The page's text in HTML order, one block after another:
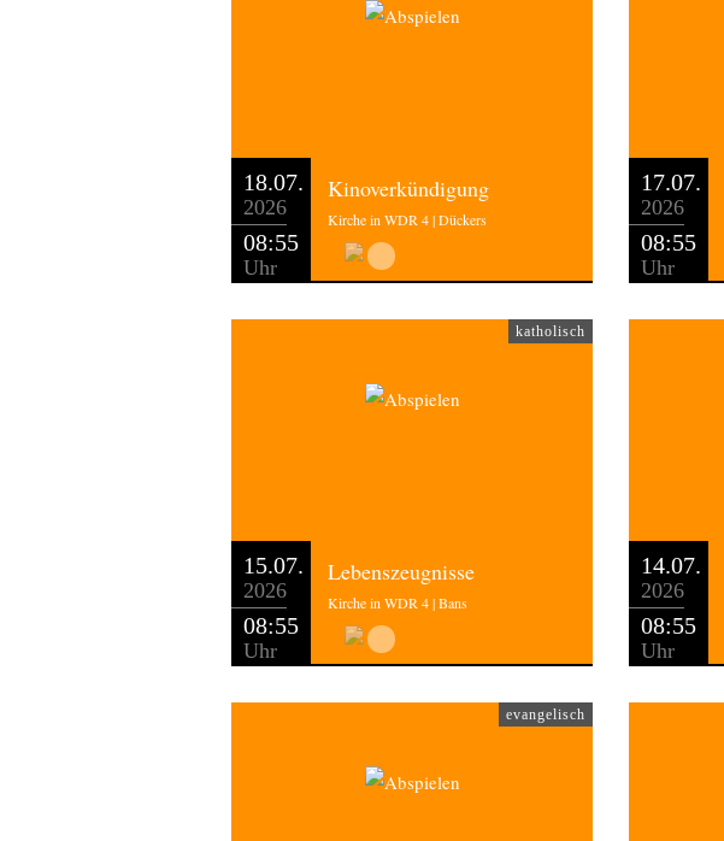
18.07.
2026
08:55
Uhr
Kinoverkündigung
Kirche in WDR 4 | Dückers
17.07.
2026
08:55
Uhr
katholisch
15.07.
2026
08:55
Uhr
Lebenszeugnisse
Kirche in WDR 4 | Bans
14.07.
2026
08:55
Uhr
evangelisch